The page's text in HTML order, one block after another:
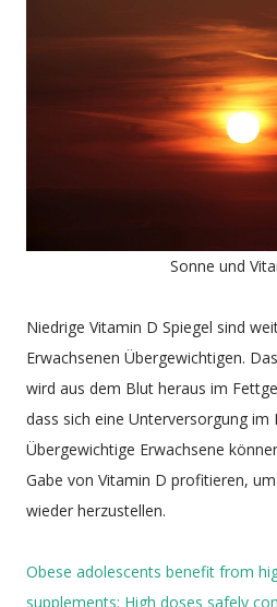
Sonne und
Niedrige Vitamin D Spiegel sind
Erwachsenen Übergewichtigen.
wird aus dem Blut heraus im
dass sich eine Unterversorgung im
Übergewichtige Erwachsene
Gabe von Vitamin D profitieren,
wieder herzustellen.
Obese adolescents benefit from
supplements: High doses safely